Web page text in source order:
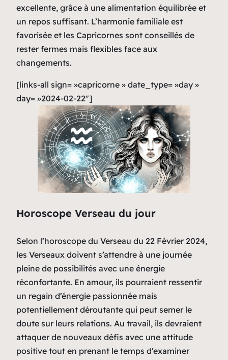
excellente, grâce à une alimentation équilibrée et
un repos suffisant. L’harmonie familiale est
favorisée et les Capricornes sont conseillés de
rester fermes mais flexibles face aux
changements.
[links-all sign= »capricorne » date_type= »day »
day= »2024-02-22″]
Horoscope Verseau du jour
Selon l’horoscope du Verseau du 22 Février 2024,
les Verseaux doivent s’attendre à une journée
pleine de possibilités avec une énergie
réconfortante. En amour, ils pourraient ressentir
un regain d’énergie passionnée mais
potentiellement déroutante qui peut semer le
doute sur leurs relations. Au travail, ils devraient
attaquer de nouveaux défis avec une attitude
positive tout en prenant le temps d’examiner